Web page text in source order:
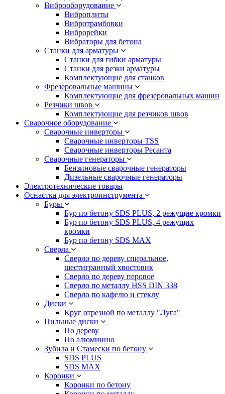
Виброоборудование
Виброплиты
Вибротрамбовки
Виброрейки
Вибраторы для бетона
Станки для арматуры
Станки для гибки арматуры
Станки для резки арматуры
Комплектующие для станков
Фрезеровальные машины
Комплектующие для фрезеровальных машин
Резчики швов
Комплектующие для резчиков швов
Сварочное оборудование
Сварочные инверторы
Сварочные инверторы TSS
Сварочные инверторы Ресанта
Сварочные генераторы
Бензиновые сварочные генераторы
Дизельные сварочные генераторы
Электротехнические товары
Оснастка для электроинструмента
Буры
Бур по бетону SDS PLUS, 2 режущие кромки
Бур по бетону SDS PLUS, 4 режущих
кромки
Бур по бетону SDS MAX
Сверла
Сверло по дереву спиральное,
шестигранный хвостовик
Сверло по дереву перовое
Сверло по металлу HSS DIN 338
Сверло по кафелю и стеклу
Диски
Круг отрезной по металлу "Луга"
Пильные диски
По дереву
По алюминию
Зубила и Стамески по бетону
SDS PLUS
SDS MAX
Коронки
Коронки по бетону